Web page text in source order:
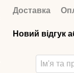
Доставка
Новий відгук